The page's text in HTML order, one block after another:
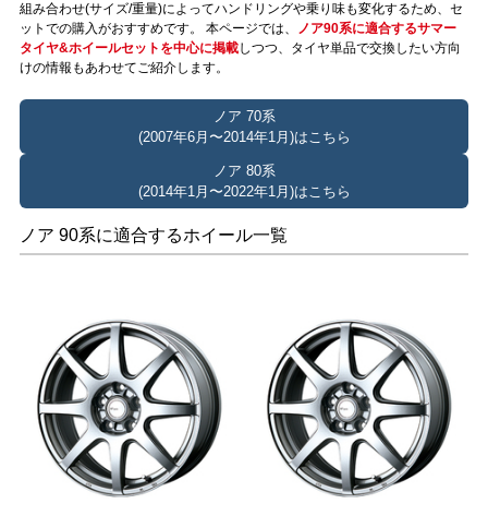
組み合わせ(サイズ/重量)によってハンドリングや乗り味も変化するため、セ
ットでの購入がおすすめです。 本ページでは、 ノア90系に適合するサマー
タイヤ&ホイールセットを中心に掲載しつつ、タイヤ単品で交換したい方向
けの情報もあわせてご紹介します。
ノア 70系
(2007年6月〜2014年1月)はこちら
ノア 80系
(2014年1月〜2022年1月)はこちら
ノア 90系に適合するホイール一覧